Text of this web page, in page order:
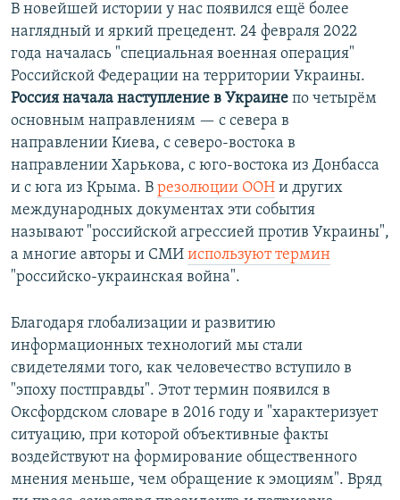
В новейшей истории у нас появился ещё более
наглядный и яркий прецедент. 24 февраля 2022
года началась "специальная военная операция"
Российской Федерации на территории Украины.
Россия начала наступление в Украине по четырём
основным направлениям — с севера в
направлении Киева, с северо-востока в
направлении Харькова, с юго-востока из Донбасса
и с юга из Крыма. В резолюции ООН и других
международных документах эти события
называют "российской агрессией против Украины",
а многие авторы и СМИ используют термин
"российско-украинская война".
Благодаря глобализации и развитию
информационных технологий мы стали
свидетелями того, как человечество вступило в
"эпоху постправды". Этот термин появился в
Оксфордском словаре в 2016 году и "характеризует
ситуацию, при которой объективные факты
воздействуют на формирование общественного
мнения меньше, чем обращение к эмоциям". Вряд